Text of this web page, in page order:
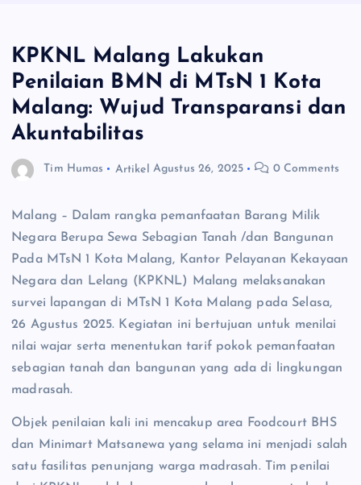
KPKNL Malang Lakukan
Penilaian BMN di MTsN 1 Kota
Malang: Wujud Transparansi dan
Akuntabilitas
Tim Humas Artikel Agustus 26, 2025 0 Comments
Malang – Dalam rangka pemanfaatan Barang Milik
Negara Berupa Sewa Sebagian Tanah /dan Bangunan
Pada MTsN 1 Kota Malang, Kantor Pelayanan Kekayaan
Negara dan Lelang (KPKNL) Malang melaksanakan
survei lapangan di MTsN 1 Kota Malang pada Selasa,
26 Agustus 2025. Kegiatan ini bertujuan untuk menilai
nilai wajar serta menentukan tarif pokok pemanfaatan
sebagian tanah dan bangunan yang ada di lingkungan
madrasah.
Objek penilaian kali ini mencakup area Foodcourt BHS
dan Minimart Matsanewa yang selama ini menjadi salah
satu fasilitas penunjang warga madrasah. Tim penilai